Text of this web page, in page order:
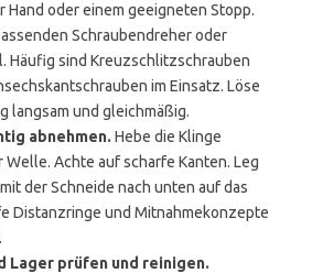
Hand oder einem geeigneten Stopp.
Schraubendreher oder
Häufig sind Kreuzschlitzschrauben
im Einsatz. Löse
langsam und gleichmäßig.
abnehmen. Hebe die Klinge
Welle. Achte auf scharfe Kanten. Leg
der Schneide nach unten auf das
Distanzringe und Mitnahmekonzepte
Lager prüfen und reinigen.